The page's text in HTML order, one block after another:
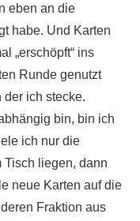
eben an die
habe. Und Karten
„erschöpft“ ins
Runde genutzt
ich stecke.
bin, bin ich
ich nur die
Tisch liegen, dann
neue Karten auf die
Fraktion aus